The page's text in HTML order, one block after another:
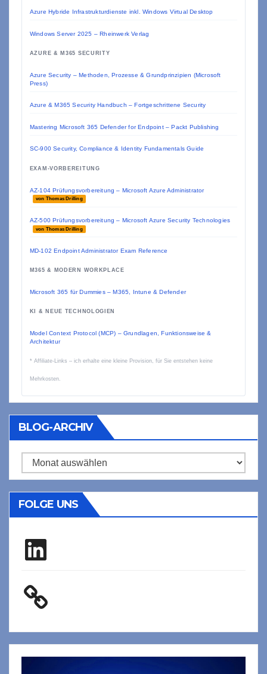
Azure Hybride Infrastrukturdienste inkl. Windows Virtual Desktop
Windows Server 2025 – Rheinwerk Verlag
AZURE & M365 SECURITY
Azure Security – Methoden, Prozesse & Grundprinzipien (Microsoft
Press)
Azure & M365 Security Handbuch – Fortgeschrittene Security
Mastering Microsoft 365 Defender for Endpoint – Packt Publishing
SC-900 Security, Compliance & Identity Fundamentals Guide
EXAM-VORBEREITUNG
AZ-104 Prüfungsvorbereitung – Microsoft Azure Administrator
von Thomas Drilling
AZ-500 Prüfungsvorbereitung – Microsoft Azure Security Technologies
von Thomas Drilling
MD-102 Endpoint Administrator Exam Reference
M365 & MODERN WORKPLACE
Microsoft 365 für Dummies – M365, Intune & Defender
KI & NEUE TECHNOLOGIEN
Model Context Protocol (MCP) – Grundlagen, Funktionsweise &
Architektur
* Affiliate-Links – ich erhalte eine kleine Provision, für Sie entstehen keine
Mehrkosten.
BLOG-ARCHIV
Blog-
Archiv
FOLGE UNS
LinkedIn